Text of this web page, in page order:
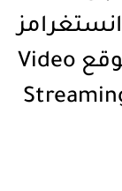
و تكشف الخبر الغير المتوقع Video